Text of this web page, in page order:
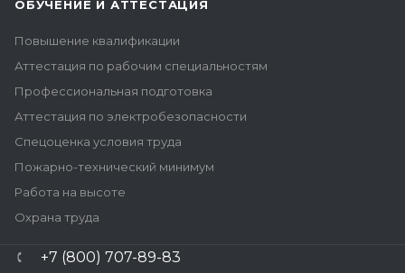
ОБУЧЕНИЕ И АТТЕСТАЦИЯ
Повышение квалификации
Аттестация по рабочим специальностям
Профессиональная подготовка
Аттестация по электробезопасности
Спецоценка условия труда
Пожарно-технический минимум
Работа на высоте
Охрана труда
+7 (800) 707-89-83